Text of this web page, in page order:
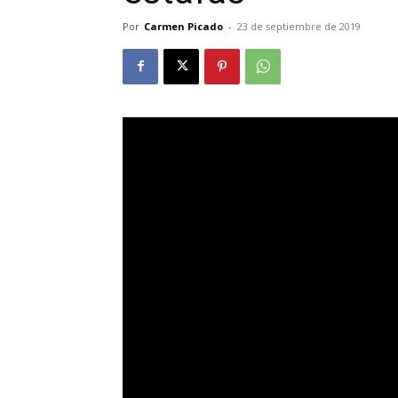
Por Carmen Picado - 23 de septiembre de 2019